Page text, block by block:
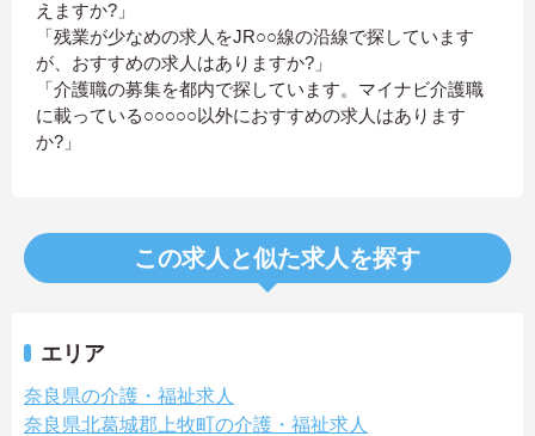
えますか?」
「残業が少なめの求人をJR○○線の沿線で探しています
が、おすすめの求人はありますか?」
「介護職の募集を都内で探しています。マイナビ介護職
に載っている○○○○○以外におすすめの求人はあります
か?」
この求人と似た求人を探す
エリア
奈良県の介護・福祉求人
奈良県北葛城郡上牧町の介護・福祉求人